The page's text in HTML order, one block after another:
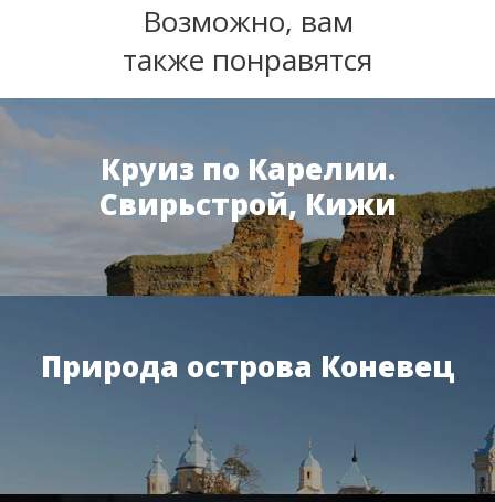
Возможно, вам
также понравятся
Круиз по Карелии.
Свирьстрой, Кижи
Природа острова Коневец